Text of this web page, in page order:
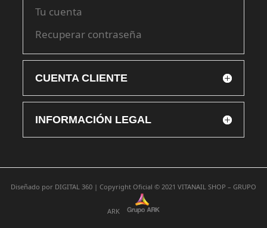
Tu cuenta
Recuperar contraseña
CUENTA CLIENTE
INFORMACIÓN LEGAL
Diseñado por DIGITAL 360 | Copyright Oficial © 2021 VITANAIL SHOP – GRUPO
ARK